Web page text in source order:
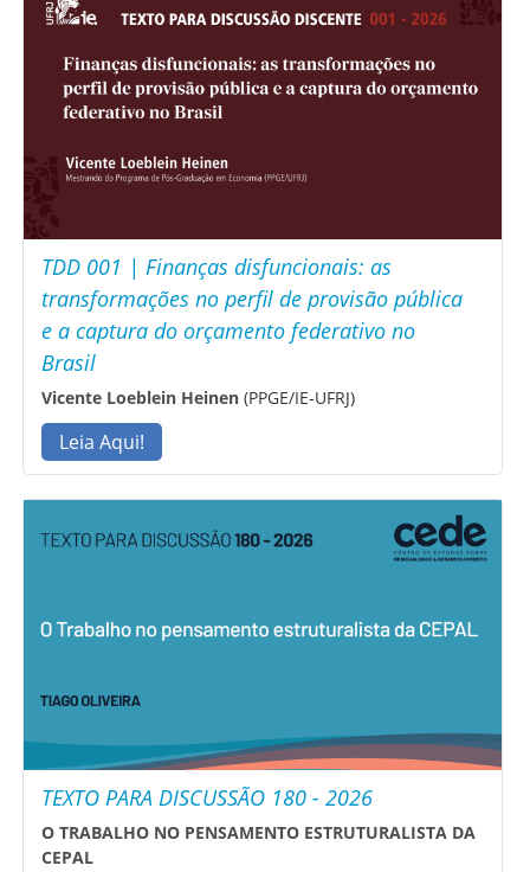
TDD 001 | Finanças disfuncionais: as
transformações no perfil de provisão pública
e a captura do orçamento federativo no
Brasil
Vicente Loeblein Heinen (PPGE/IE-UFRJ)
Leia Aqui!
TEXTO PARA DISCUSSÃO 180 - 2026
O TRABALHO NO PENSAMENTO ESTRUTURALISTA DA
CEPAL